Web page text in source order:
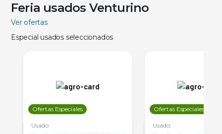
Feria usados Venturino
Ver ofertas
Especial usados seleccionados
Ofertas Especiales
Usado
Ofertas Especiales
Usado